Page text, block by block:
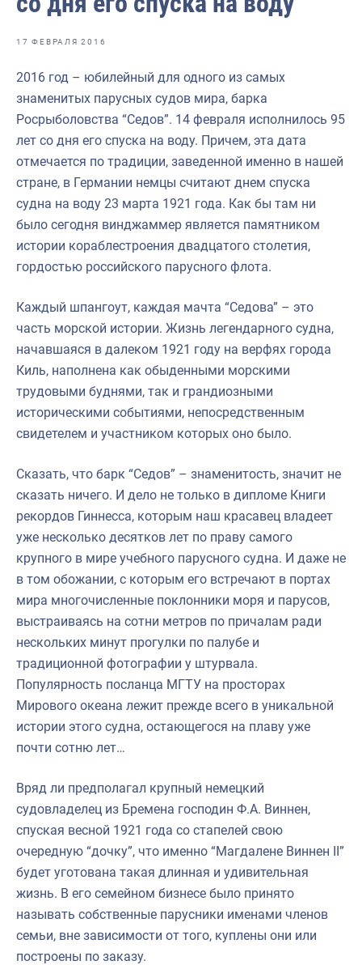
Отраслевые СМИ
Выставки и конференции
Научно-практическая литература
Рыбоохрана России
Инфографика
Укрепление духовно-нравственных ценностей
События в России и мире
17 ФЕВРАЛЯ 2016
2016 год – юбилейный для одного из самых
знаменитых парусных судов мира, барка
Росрыболовства “Седов”. 14 февраля исполнилось 95
лет со дня его спуска на воду. Причем, эта дата
отмечается по традиции, заведенной именно в нашей
стране, в Германии немцы считают днем спуска
судна на воду 23 марта 1921 года. Как бы там ни
было сегодня винджаммер является памятником
истории кораблестроения двадцатого столетия,
гордостью российского парусного флота.
Каждый шпангоут, каждая мачта “Седова” – это
часть морской истории. Жизнь легендарного судна,
начавшаяся в далеком 1921 году на верфях города
Киль, наполнена как обыденными морскими
трудовыми буднями, так и грандиозными
историческими событиями, непосредственным
свидетелем и участником которых оно было.
Сказать, что барк “Седов” – знаменитость, значит не
сказать ничего. И дело не только в дипломе Книги
рекордов Гиннесса, которым наш красавец владеет
уже несколько десятков лет по праву самого
крупного в мире учебного парусного судна. И даже не
в том обожании, с которым его встречают в портах
мира многочисленные поклонники моря и парусов,
выстраиваясь на сотни метров по причалам ради
нескольких минут прогулки по палубе и
традиционной фотографии у штурвала.
Популярность посланца МГТУ на просторах
Мирового океана лежит прежде всего в уникальной
истории этого судна, остающегося на плаву уже
почти сотню лет…
Вряд ли предполагал крупный немецкий
судовладелец из Бремена господин Ф.А. Виннен,
спуская весной 1921 года со стапелей свою
очередную “дочку”, что именно “Магдалене Виннен II”
будет уготована такая длинная и удивительная
жизнь. В его семейном бизнесе было принято
называть собственные парусники именами членов
семьи, вне зависимости от того, куплены они или
построены по заказу.